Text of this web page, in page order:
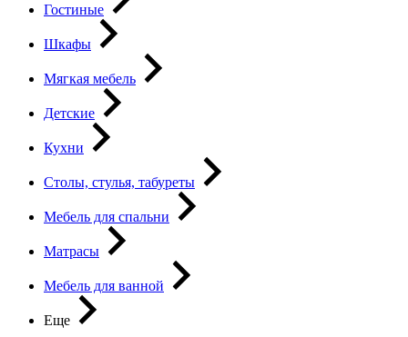
Гостиные
Шкафы
Мягкая мебель
Детские
Кухни
Столы, стулья, табуреты
Мебель для спальни
Матрасы
Мебель для ванной
Еще